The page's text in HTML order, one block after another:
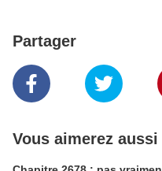
Partager
Vous aimerez aussi